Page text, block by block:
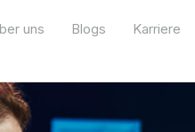
uns Blogs Karriere